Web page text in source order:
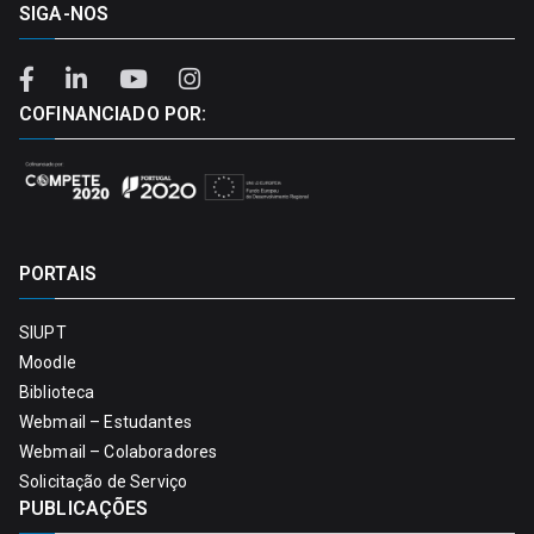
SIGA-NOS
COFINANCIADO POR:
PORTAIS
SIUPT
Moodle
Biblioteca
Webmail – Estudantes
Webmail – Colaboradores
Solicitação de Serviço
PUBLICAÇÕES